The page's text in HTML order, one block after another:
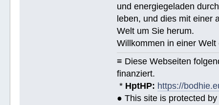
und energiegeladen
leben, und dies mit einer
Welt um Sie herum.
Willkommen in einer
≡ Diese Webseiten
finanziert.
* HptHP: https://
● This site is protected